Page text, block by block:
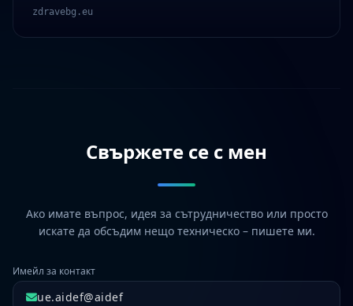
zdravebg.eu
Свържете се с мен
Ако имате въпрос, идея за сътрудничество или просто
искате да обсъдим нещо техническо – пишете ми.
Имейл за контакт
ue.aidef@aidef